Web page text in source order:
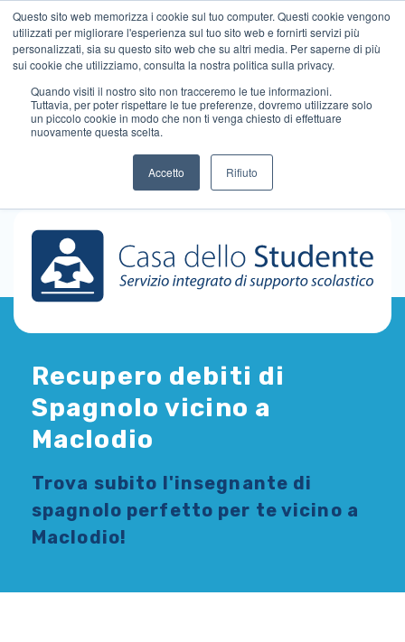
Questo sito web memorizza i cookie sul tuo computer. Questi cookie vengono
utilizzati per migliorare l'esperienza sul tuo sito web e fornirti servizi più
personalizzati, sia su questo sito web che su altri media. Per saperne di più
sui cookie che utilizziamo, consulta la nostra politica sulla privacy.
Quando visiti il ​​nostro sito non tracceremo le tue informazioni.
Tuttavia, per poter rispettare le tue preferenze, dovremo utilizzare solo
un piccolo cookie in modo che non ti venga chiesto di effettuare
nuovamente questa scelta.
Accetto Rifiuto
Recupero debiti di
Spagnolo vicino a
Maclodio
Trova subito l'insegnante di
spagnolo perfetto per te vicino a
Maclodio!